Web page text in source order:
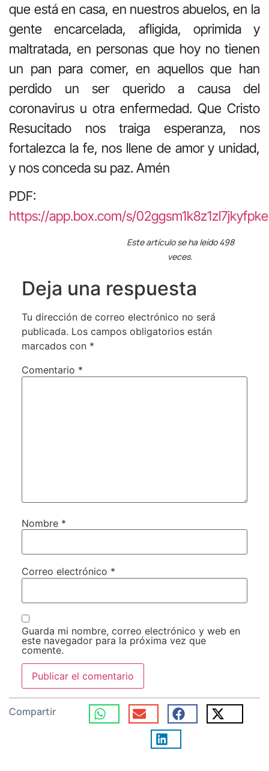
que está en casa, en nuestros abuelos, en la
gente encarcelada, afligida, oprimida y
maltratada, en personas que hoy no tienen
un pan para comer, en aquellos que han
perdido un ser querido a causa del
coronavirus u otra enfermedad. Que Cristo
Resucitado nos traiga esperanza, nos
fortalezca la fe, nos llene de amor y unidad,
y nos conceda su paz. Amén
PDF:
https://app.box.com/s/
Este artículo se ha leído 498
veces.
Deja una respuesta
Tu dirección de correo electrónico no será
publicada. Los campos obligatorios están
marcados con *
Comentario *
Nombre *
Correo electrónico *
Guarda mi nombre, correo electrónico y web en
este navegador para la próxima vez que
comente.
Compartir